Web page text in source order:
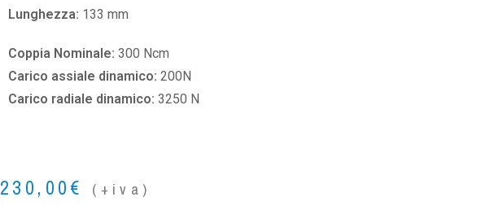
Lunghezza: 133 mm
Coppia Nominale: 300 Ncm
Carico assiale dinamico: 200N
Carico radiale dinamico: 3250 N
230,00€ (+iva)